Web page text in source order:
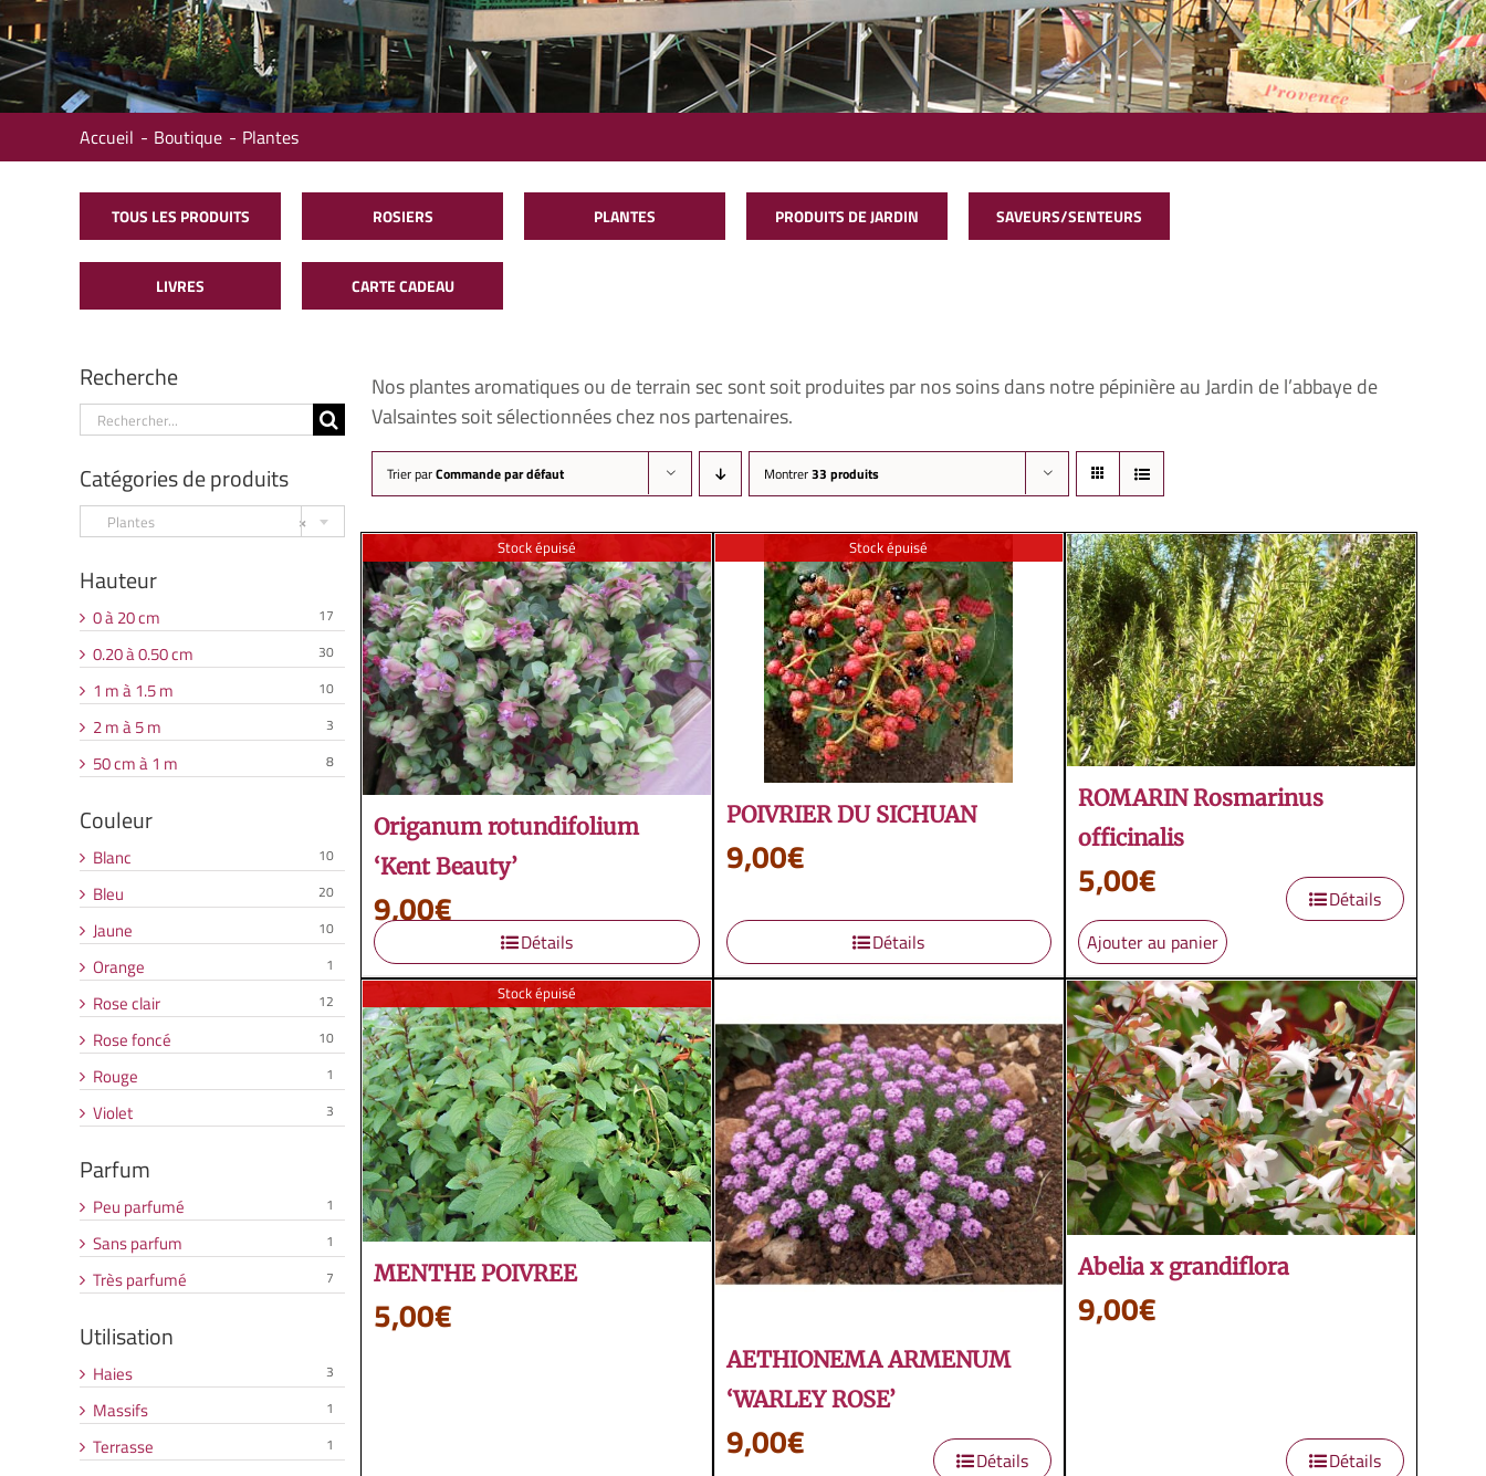
Accueil Boutique Plantes
TOUS LES PRODUITS ROSIERS PLANTES PRODUITS DE JARDIN SAVEURS/SENTEURS
LIVRES CARTE CADEAU
Nos plantes aromatiques ou de terrain sec sont soit produites par nos soins dans notre pépinière au Jardin de l’abbaye de
Valsaintes soit sélectionnées chez nos partenaires.
Trier parCommande par défaut Montrer33 produits
Stock épuisé
Origanum rotundifolium
‘Kent Beauty’
9,00€
Détails
Stock épuisé
POIVRIER DU SICHUAN
9,00€
Détails
ROMARIN Rosmarinus
officinalis
5,00€
Ajouter au panier
Détails
Stock épuisé
MENTHE POIVREE
5,00€
AETHIONEMA ARMENUM
‘WARLEY ROSE’
9,00€ Détails
Abelia x grandiflora
9,00€
Détails
Recherche
Rechercher:
Catégories de produits
×
Plantes
Hauteur
0 à 20 cm 17
0.20 à 0.50 cm 30
1 m à 1.5 m 10
2 m à 5 m 3
50 cm à 1 m 8
Couleur
Blanc 10
Bleu 20
Jaune 10
Orange 1
Rose clair 12
Rose foncé 10
Rouge 1
Violet 3
Parfum
Peu parfumé 1
Sans parfum 1
Très parfumé 7
Utilisation
Haies 3
Massifs 1
Terrasse 1